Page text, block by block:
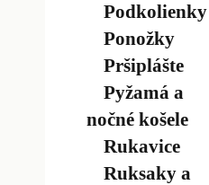
Podkolienky
Ponožky
Pršiplášte
Pyžamá a
nočné košele
Rukavice
Ruksaky a